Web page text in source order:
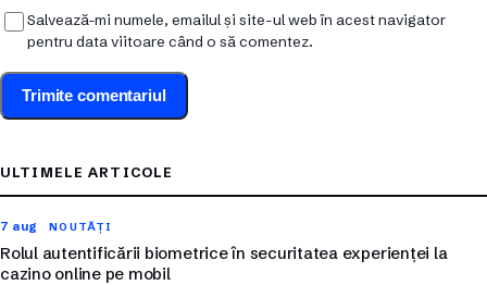
Salvează-mi numele, emailul și site-ul web în acest navigator
pentru data viitoare când o să comentez.
ULTIMELE ARTICOLE
7 aug NOUTĂȚI
Rolul autentificării biometrice în securitatea experienței la
cazino online pe mobil